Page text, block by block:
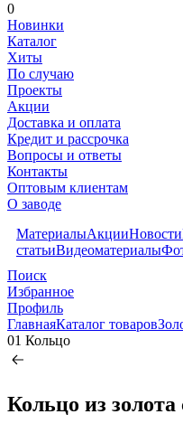
0
Новинки
Каталог
Хиты
По случаю
Проекты
Акции
Доставка и оплата
Кредит и рассрочка
Вопросы и ответы
Контакты
Оптовым клиентам
О заводе
МатериалыАкцииНовости
статьиВидеоматериалы
Поиск
Избранное
Профиль
ГлавнаяКаталог товаров
01 Кольцо
Кольцо из